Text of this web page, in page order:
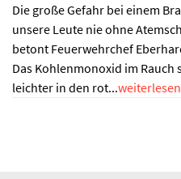
Die große Gefahr bei einem
unsere Leute nie ohne
betont Feuerwehrchef
Das Kohlenmonoxid im Rauch
leichter in den rot...